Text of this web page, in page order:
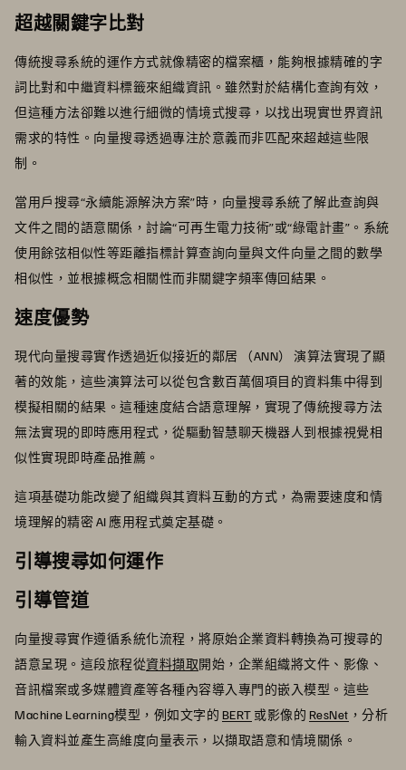
超越關鍵字比對
傳統搜尋系統的運作方式就像精密的檔案櫃，能夠根據精確的字
詞比對和中繼資料標籤來組織資訊。雖然對於結構化查詢有效，
但這種方法卻難以進行細微的情境式搜尋，以找出現實世界資訊
需求的特性。向量搜尋透過專注於意義而非匹配來超越這些限
制。
當用戶搜尋“永續能源解決方案”時，向量搜尋系統了解此查詢與
文件之間的語意關係，討論“可再生電力技術”或“綠電計畫”。系統
使用餘弦相似性等距離指標計算查詢向量與文件向量之間的數學
相似性，並根據概念相關性而非關鍵字頻率傳回結果。
速度優勢
現代向量搜尋實作透過近似接近的鄰居 （ANN） 演算法實現了顯
著的效能，這些演算法可以從包含數百萬個項目的資料集中得到
模擬相關的結果。這種速度結合語意理解，實現了傳統搜尋方法
無法實現的即時應用程式，從驅動智慧聊天機器人到根據視覺相
似性實現即時產品推薦。
這項基礎功能改變了組織與其資料互動的方式，為需要速度和情
境理解的精密 AI 應用程式奠定基礎。
引導搜尋如何運作
引導管道
向量搜尋實作遵循系統化流程，將原始企業資料轉換為可搜尋的
語意呈現。這段旅程從資料擷取開始，企業組織將文件、影像、
音訊檔案或多媒體資產等各種內容導入專門的嵌入模型。這些
Machine Learning模型，例如文字的 BERT 或影像的 ResNet ，分析
輸入資料並產生高維度向量表示，以擷取語意和情境關係。